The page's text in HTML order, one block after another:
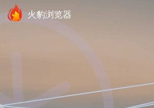
火豹浏览器